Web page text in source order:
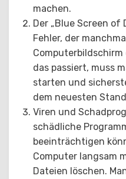
machen.
Der „Blue Screen of
Fehler, der
Computerbildschirm
das passiert, muss
starten und
dem neuesten
Viren und
schädliche
beeinträchtigen
Computer langsam
Dateien löschen.